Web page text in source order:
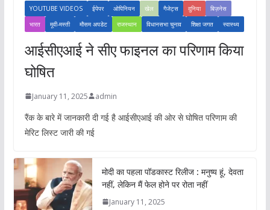
YOUTUBE VIDEOS ईपेपर ओपिनियन खेल गैजेट्स दुनिया
बिज़नेस
भारत
मूवी-मस्ती मौसम अपडेट राजस्थान विधानसभा चुनाव शिक्षा जगत स्वास्थ्य
आईसीएआई ने सीए फाइनल का परिणाम किया
घोषित
January 11, 2025 admin
रैंक के बारे में जानकारी दी गई है आईसीएआई की ओर से घोषित परिणाम की
मेरिट लिस्ट जारी की गई
मोदी का पहला पॉडकास्ट रिलीज : मनुष्य हूं, देवता
नहीं, लेकिन मैं फेल होने पर रोता नहीं
January 11, 2025